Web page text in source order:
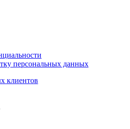
персональных данных
клиентов